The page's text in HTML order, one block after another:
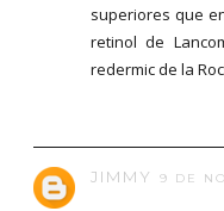
superiores que
retinol de
redermic de la
JIMMY 9 DE